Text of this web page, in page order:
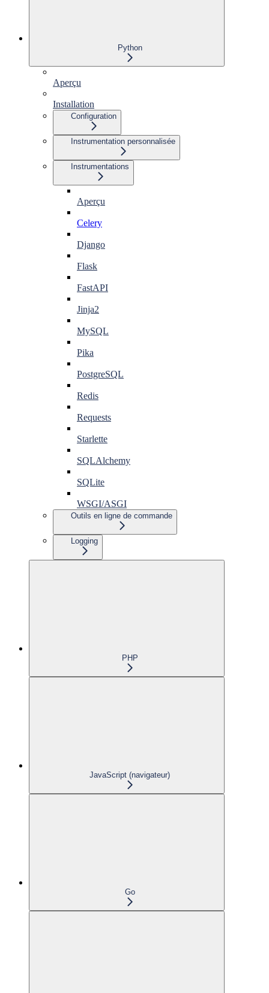
Python
Aperçu
Installation
Configuration
Instrumentation personnalisée
Instrumentations
Aperçu
Celery
Django
Flask
FastAPI
Jinja2
MySQL
Pika
PostgreSQL
Redis
Requests
Starlette
SQLAlchemy
SQLite
WSGI/ASGI
Outils en ligne de commande
Logging
PHP
JavaScript (navigateur)
Go